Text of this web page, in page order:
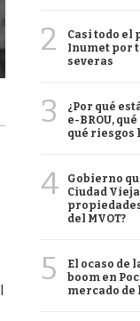
2
Casi todo el
Inumet por
severas
3
¿Por qué
e-BROU,
qué riesgos
4
Gobierno
Ciudad
del MVOT?
5
El ocaso de
boom en
mercado